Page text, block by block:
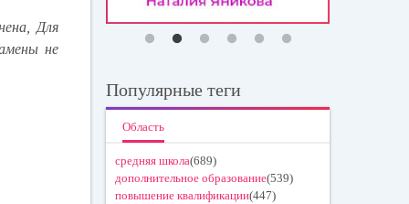
Для
не
Популярные теги
Область
средняя школа(689)
дополнительное образование(539)
повышение квалификации(447)